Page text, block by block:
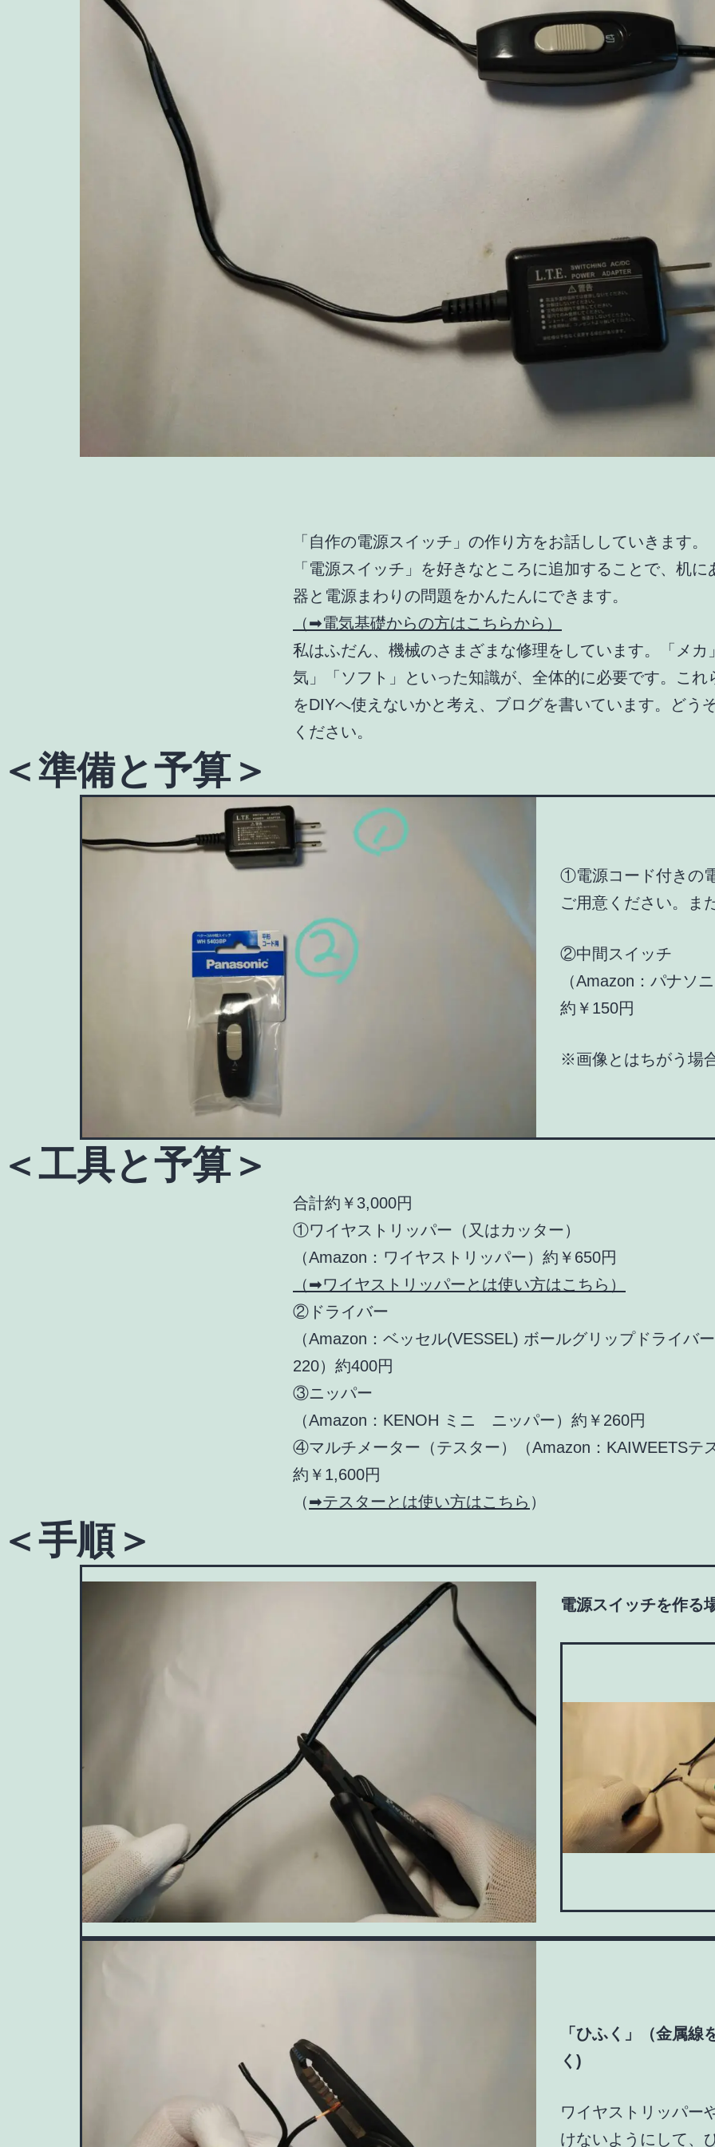
「自作の電源スイッチ」の作り方をお話ししていきます。
「電源スイッチ」を好きなところに追加することで、机に
器と電源まわりの問題をかんたんにできます。
（➡電気基礎からの方はこちらから）
私はふだん、機械のさまざまな修理をしています。「メカ
気」「ソフト」といった知識が、全体的に必要です。これ
をDIYへ使えないかと考え、ブログを書いています。どう
ください。
＜準備と予算＞
①電源コード付きの
ご用意ください。ま
②中間スイッチ
（Amazon：パナソ
約￥150円
※画像とはちがう場
＜工具と予算＞
合計約￥3,000円
①ワイヤストリッパー（又はカッター）
（Amazon：ワイヤストリッパー）約￥650円
（➡ワイヤストリッパーとは使い方はこちら）
②ドライバー
（Amazon：ベッセル(VESSEL) ボールグリップドライバ
220）約400円
③ニッパー
（Amazon：KENOH ミニ ニッパー）約￥260円
④マルチメーター（テスター）（Amazon：KAIWEETSテ
約￥1,600円
（➡テスターとは使い方はこちら ）
＜手順＞
電源スイッチを作る
「ひふく」（金属
く)
ワイヤストリッパー
けないようにして、